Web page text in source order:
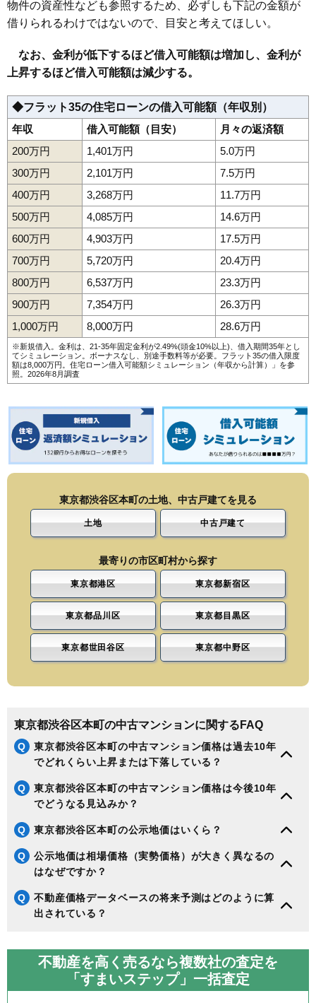
物件の資産性なども参照するため、必ずしも下記の金額が
借りられるわけではないので、目安と考えてほしい。
なお、金利が低下するほど借入可能額は増加し、金利が
上昇するほど借入可能額は減少する。
◆フラット35の住宅ローンの借入可能額（年収別）
年収
借入可能額（目安）
月々の返済額
200万円
1,401万円
5.0万円
300万円
2,101万円
7.5万円
400万円
3,268万円
11.7万円
500万円
4,085万円
14.6万円
600万円
4,903万円
17.5万円
700万円
5,720万円
20.4万円
800万円
6,537万円
23.3万円
900万円
7,354万円
26.3万円
1,000万円
8,000万円 28.6万円
※新規借入。金利は、21-35年固定金利が2.49%(頭金10%以上)、借入期間35年とし
てシミュレーション。ボーナスなし、別途手数料等が必要。フラット35の借入限度
額は8,000万円。 住宅ローン借入可能額シミュレーション（年収から計算）
」を参
照。2026年8月調査
東京都渋谷区本町の土地、中古戸建てを見る
土地 中古戸建て
最寄りの市区町村から探す
東京都港区 東京都新宿区
東京都品川区 東京都目黒区
東京都世田谷区 東京都中野区
東京都渋谷区本町の中古マンションに関するFAQ
Q
東京都渋谷区本町の中古マンション価格は過去10年
でどれくらい上昇または下落している？
Q
東京都渋谷区本町の中古マンション価格は今後10年
でどうなる見込みか？
Q 東京都渋谷区本町の公示地価はいくら？
Q
公示地価は相場価格（実勢価格）が大きく異なるの
はなぜですか？
Q
不動産価格データベースの将来予測はどのように算
出されている？
不動産を高く売るなら複数社の査定を
「すまいステップ」一括査定